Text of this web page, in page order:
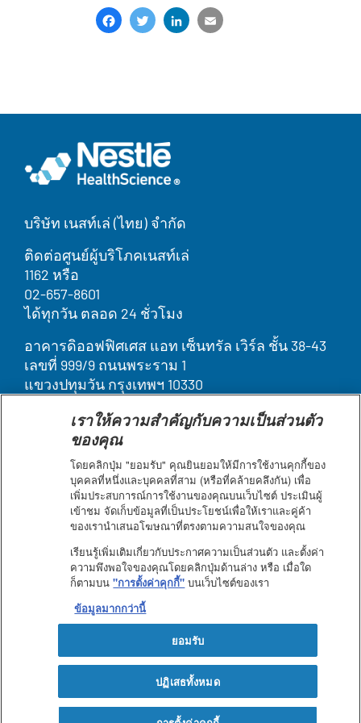
FacebookTwitterLinkedInEmail
บริษัท เนสท์เล่ (ไทย) จำกัด
ติดต่อศูนย์ผู้บริโภคเนสท์เล่
1162 หรือ
02-657-8601
ได้ทุกวัน ตลอด 24 ชั่วโมง
อาคารดิออฟฟิศเศส แอท เซ็นทรัล เวิร์ล ชั้น 38-43
เลขที่ 999/9 ถนนพระราม 1
แขวงปทุมวัน กรุงเทพฯ 10330
บุคคลากรของเรา
Condition
ประกาศเกี่ยวกับคุกกี้
ข้อกำหนดการใช้งาน
แผนผังเว็บไซต์
คำชี้แจงการเข้าถึงเว็บไซต์
ประกาศความเป็นส่วนตัว
Facebook
© Nestlé Health Science 2025 - All rights reserved
เราให้ความสำคัญกับความเป็นส่วนตัว
ของคุณ
โดยคลิกปุ่ม "ยอมรับ" คุณยินยอมให้มีการใช้งานคุกกี้ของ
บุคคลที่หนึ่งและบุคคลที่สาม (หรือที่คล้ายคลึงกัน) เพื่อ
เพิ่มประสบการณ์การใช้งานของคุณบนเว็บไซต์ ประเมินผู้
เข้าชม จัดเก็บข้อมูลที่เป็นประโยชน์เพื่อให้เราและคู่ค้า
ของเรานำเสนอโฆษณาที่ตรงตามความสนใจของคุณ
เรียนรู้เพิ่มเติมเกี่ยวกับประกาศความเป็นส่วนตัว และตั้งค่า
ความพึงพอใจของคุณโดยคลิกปุ่มด้านล่าง หรือ เมื่อใด
ก็ตามบน"การตั้งค่าคุกกี้" บนเว็บไซต์ของเรา
ข้อมูลมากกว่านี้
ปฏิเสธทั้งหมด
ยอมรับ